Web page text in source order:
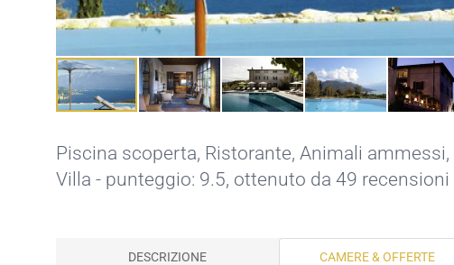
Piscina scoperta, Ristorante, Animali ammessi,
Villa - punteggio: 9.5, ottenuto da 49 recensioni
DESCRIZIONE CAMERE & OFFERTE